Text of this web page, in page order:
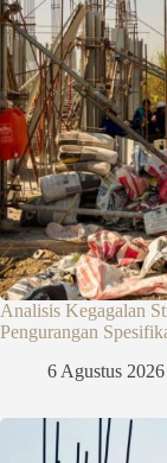
Analisis Kegagalan
Pengurangan
6 Agustus 2026